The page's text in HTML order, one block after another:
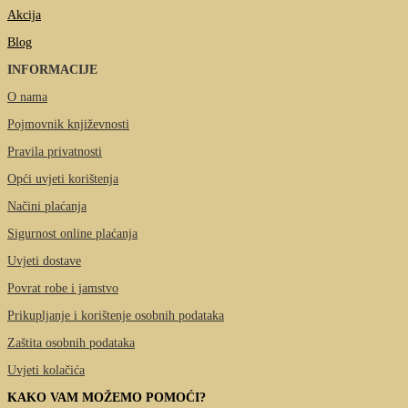
Akcija
Blog
INFORMACIJE
O nama
Pojmovnik književnosti
Pravila privatnosti
Opći uvjeti korištenja
Načini plaćanja
Sigurnost online plaćanja
Uvjeti dostave
Povrat robe i jamstvo
Prikupljanje i korištenje osobnih podataka
Zaštita osobnih podataka
Uvjeti kolačića
KAKO VAM MOŽEMO POMOĆI?